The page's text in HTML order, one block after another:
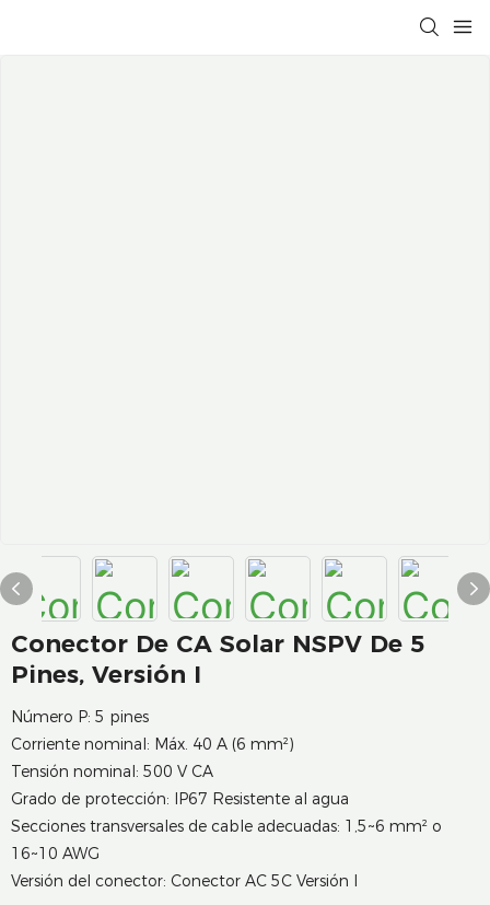
Conector De CA Solar NSPV De 5
Pines, Versión I
Número P: 5 pines
Corriente nominal: Máx. 40 A (6 mm²)
Tensión nominal: 500 V CA
Grado de protección: IP67 Resistente al agua
Secciones transversales de cable adecuadas: 1,5~6 mm² o
16~10 AWG
Versión del conector: Conector AC 5C Versión I